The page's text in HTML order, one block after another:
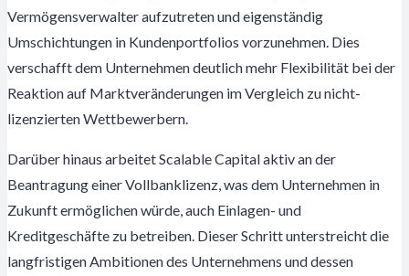
Vermögensverwalter aufzutreten und eigenständig
Umschichtungen in Kundenportfolios vorzunehmen. Dies
verschafft dem Unternehmen deutlich mehr Flexibilität bei der
Reaktion auf Marktveränderungen im Vergleich zu nicht-
lizenzierten Wettbewerbern.
Darüber hinaus arbeitet Scalable Capital aktiv an der
Beantragung einer Vollbanklizenz, was dem Unternehmen in
Zukunft ermöglichen würde, auch Einlagen- und
Kreditgeschäfte zu betreiben. Dieser Schritt unterstreicht die
langfristigen Ambitionen des Unternehmens und dessen